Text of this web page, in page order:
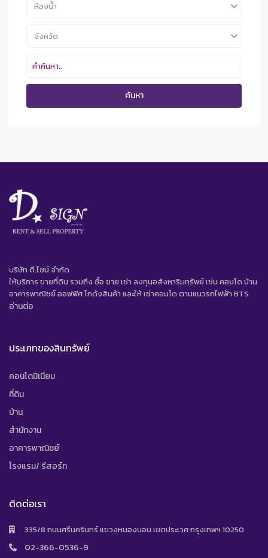
ห้องน้ำ
จังหวัด
ค้นหา
บริษัท ดี.ไซน์ จํากัด
ให้บริการ ขายที่ดิน รวมถึง ซื้อ ขาย เช่า ลงทุนอสังหาริมทรัพย์ เช่น คอนโด บ้าน
อาคารพาณิชย์ ออฟฟิศ โกดังสินค้า และให้ เช่าคอนโด ตามแนวรถไฟฟ้า BTS
อ่านต่อ
ประเภทของสินทรัพย์
คอนโดมิเนียม
ที่ดิน
บ้าน
สำนักงาน
อาคารพาณิชย์
โรงแรม/ รีสอร์ท
ติดต่อเรา
335/8 ถนนศรีนครินทร์ แขวงหนองบอน เขตประเวศ กรุงเทพฯ 10250
02-366-0536-9